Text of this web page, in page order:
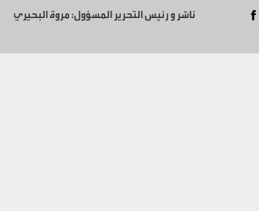
ناشر و رئيس التحرير المسؤول: مروة البحيري